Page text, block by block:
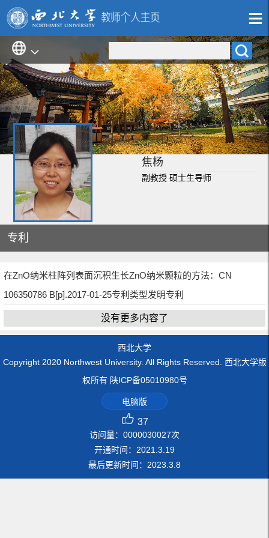
焦杨
副教授 硕士生导师
专利
在ZnO纳米柱阵列表面沉积生长ZnO纳米颗粒的方法：CN
106350786 B[p].2017-01-25专利类型发明专利
没有更多内容了
西北大学
Copyright 2020 Northwest University. All Rights Reserved. 西北大学版
权所有 陕ICP备05010980号
电脑版
37
访问量： 0000030027次
开通时间： 2021 3 19
最后更新时间： 2023 3 8